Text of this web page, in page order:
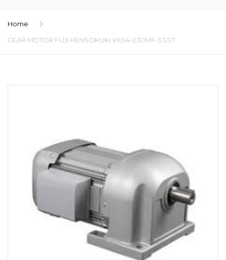
Home
GEAR MOTOR FUJI HENSOKUKI VX04-030MF-SSS7